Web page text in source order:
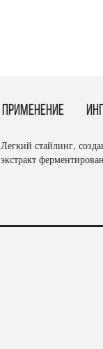
Применение
Легкий стайлинг,
экстракт